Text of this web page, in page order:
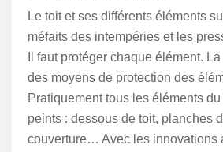
Le toit et ses différents éléments
méfaits des intempéries et les
Il faut protéger chaque élément.
des moyens de protection des
Pratiquement tous les éléments
peints : dessous de toit, planches
couverture… Avec les innovations